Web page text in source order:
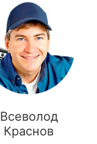
Всеволод
Краснов